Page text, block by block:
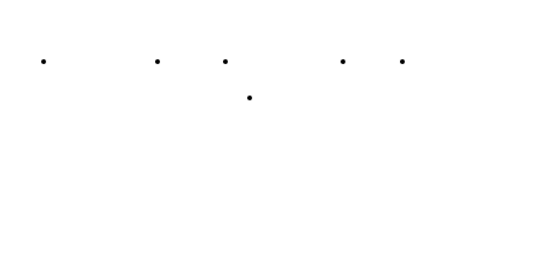
Profil Madu TV Redaksi Pedoman Siber Kontak